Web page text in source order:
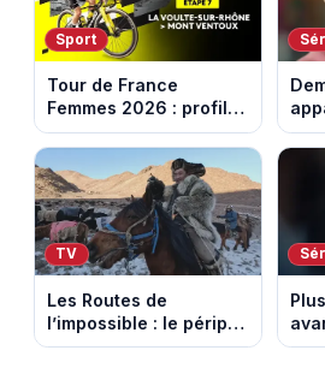
Sport
Tour de France
Femmes 2026 : profil
et horaires de la 7e
étape entre La Voulte-
sur-Rhône et le Mont
Ventoux
TV
Les Routes de
l’impossible : le périple
glacial d’une famille